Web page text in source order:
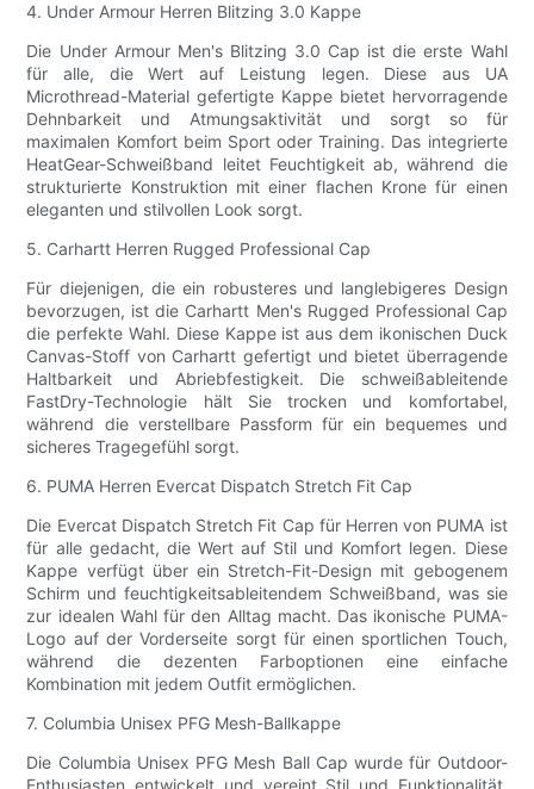
4. Under Armour Herren Blitzing 3.0 Kappe
Die Under Armour Men's Blitzing 3.0 Cap ist die erste Wahl
für alle, die Wert auf Leistung legen. Diese aus UA
Microthread-Material gefertigte Kappe bietet hervorragende
Dehnbarkeit und Atmungsaktivität und sorgt so für
maximalen Komfort beim Sport oder Training. Das integrierte
HeatGear-Schweißband leitet Feuchtigkeit ab, während die
strukturierte Konstruktion mit einer flachen Krone für einen
eleganten und stilvollen Look sorgt.
5. Carhartt Herren Rugged Professional Cap
Für diejenigen, die ein robusteres und langlebigeres Design
bevorzugen, ist die Carhartt Men's Rugged Professional Cap
die perfekte Wahl. Diese Kappe ist aus dem ikonischen Duck
Canvas-Stoff von Carhartt gefertigt und bietet überragende
Haltbarkeit und Abriebfestigkeit. Die schweißableitende
FastDry-Technologie hält Sie trocken und komfortabel,
während die verstellbare Passform für ein bequemes und
sicheres Tragegefühl sorgt.
6. PUMA Herren Evercat Dispatch Stretch Fit Cap
Die Evercat Dispatch Stretch Fit Cap für Herren von PUMA ist
für alle gedacht, die Wert auf Stil und Komfort legen. Diese
Kappe verfügt über ein Stretch-Fit-Design mit gebogenem
Schirm und feuchtigkeitsableitendem Schweißband, was sie
zur idealen Wahl für den Alltag macht. Das ikonische PUMA-
Logo auf der Vorderseite sorgt für einen sportlichen Touch,
während die dezenten Farboptionen eine einfache
Kombination mit jedem Outfit ermöglichen.
7. Columbia Unisex PFG Mesh-Ballkappe
Die Columbia Unisex PFG Mesh Ball Cap wurde für Outdoor-